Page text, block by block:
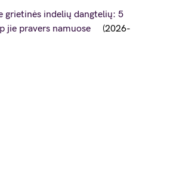
grietinės indelių dangtelių: 5
jie pravers namuose
2026-